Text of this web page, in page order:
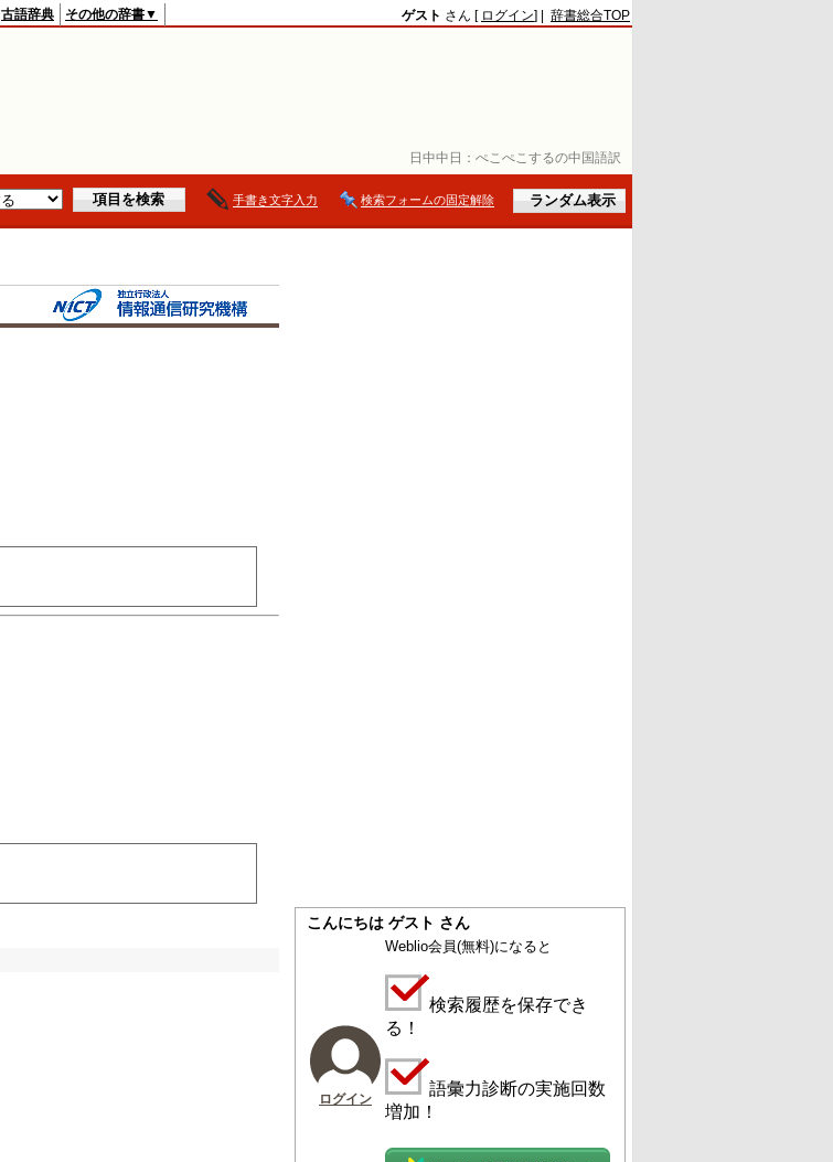
日中中日： ぺこぺこするの中国語訳
古語辞典 その他の辞書▼ ゲスト さん [ ログイン] | 辞書総合TOP
手書き文字入力 検索フォームの固定解除
こんにちは ゲスト さん
ログイン
Weblio会員(無料)になると
検索履歴を保存でき
る！
語彙力診断の実施回数
増加！